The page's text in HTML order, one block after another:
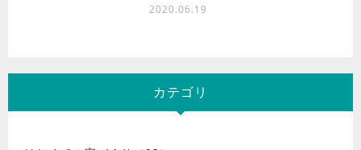
2020.06.19
カテゴリ